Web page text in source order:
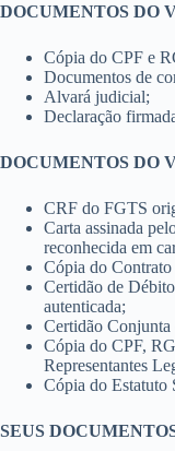
DOCUMENTOS DO
Cópia do CPF e
Documentos de
Alvará judicial;
Declaração
DOCUMENTOS DO
CRF do FGTS
Carta assinada
reconhecida em
Cópia do Contrato
Certidão de
autenticada;
Certidão
Cópia do CPF,
Representantes
Cópia do Estatuto
SEUS